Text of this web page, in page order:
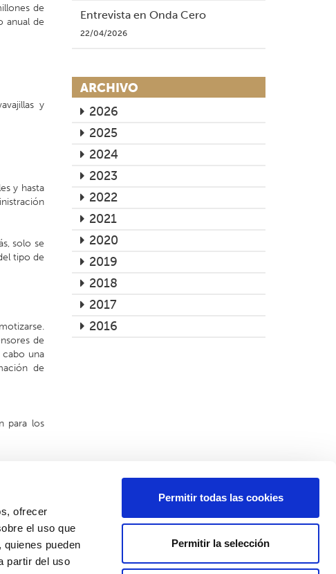
ofrecer
el uso que
pueden
partir del uso
Permitir todas las cookies
Permitir la selección
de
anual de
y
y hasta
solo se
tipo de
de
cabo una
de
para los
Entrevista en Onda Cero
22/04/2026
ARCHIVO
2026
2025
2024
2023
2022
2021
2020
2019
2018
2017
2016
Pon tus datos y te llamamos:
teléfono*